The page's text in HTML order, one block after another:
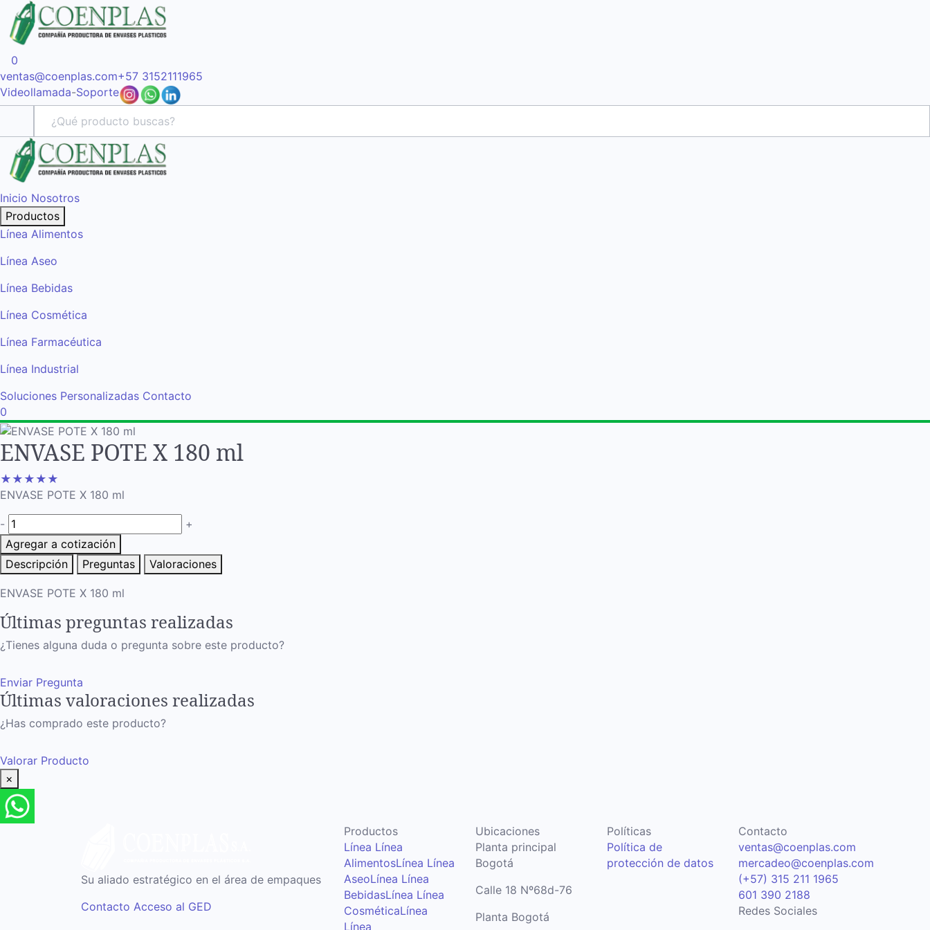
0
ventas@coenplas.com+57 3152111965
Videollamada-Soporte
Inicio Nosotros
Productos
Línea Alimentos
Línea Aseo
Línea Bebidas
Línea Cosmética
Línea Farmacéutica
Línea Industrial
Soluciones Personalizadas Contacto
0
ENVASE POTE X 180 ml
★ ★ ★ ★ ★
ENVASE POTE X 180 ml
-
+
Agregar a cotización
Descripción
Preguntas Valoraciones
ENVASE POTE X 180 ml
Últimas preguntas realizadas
¿Tienes alguna duda o pregunta sobre este producto?
Enviar Pregunta
Últimas valoraciones realizadas
¿Has comprado este producto?
Valorar Producto
×
Su aliado estratégico en el área de empaques
Contacto Acceso al GED
Productos
Línea Línea
AlimentosLínea Línea
AseoLínea Línea
BebidasLínea Línea
CosméticaLínea
Línea
Ubicaciones
Planta principal
Bogotá
Calle 18 Nº68d-76
Planta Bogotá
Políticas
Política de
protección de datos
Contacto
ventas@coenplas.com
mercadeo@coenplas.com
(+57) 315 211 1965
601 390 2188
Redes Sociales